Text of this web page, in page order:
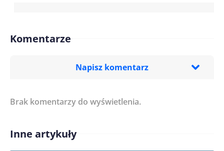
Komentarze
Napisz komentarz
Treść komentarza*
Imię/ Nick*
Brak komentarzy do wyświetlenia.
Inne artykuły